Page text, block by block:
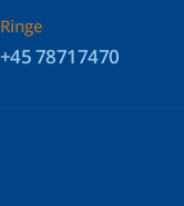
Ringe
+45 78717470